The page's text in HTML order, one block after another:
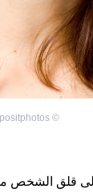
©
إلى قلق الشخص